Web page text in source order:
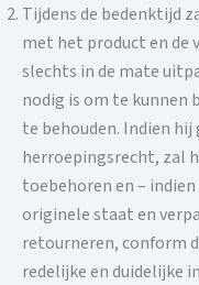
Tijdens de bedenktijd
met het product en de
slechts in de mate
nodig is om te kunnen
te behouden. Indien
herroepingsrecht, zal
toebehoren en –
originele staat en
retourneren, conform
redelijke en duidelijke